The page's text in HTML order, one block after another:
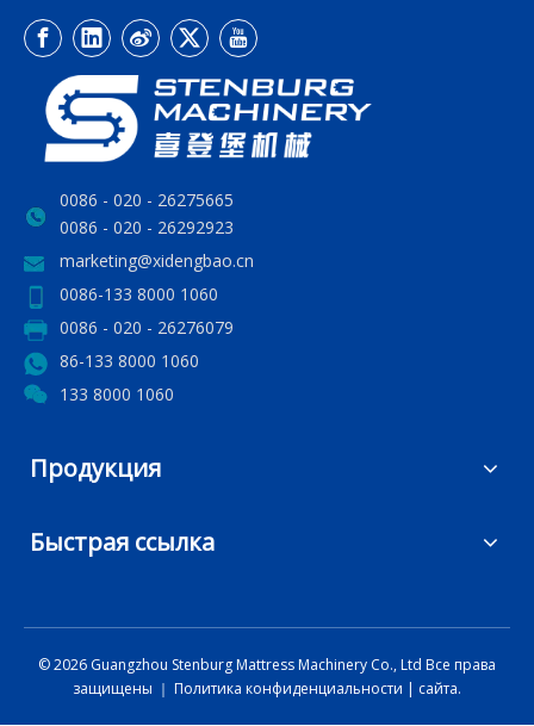
0086 - 020 - 26275665
0086 - 020 - 26292923
marketing@xidengbao.cn
0086-133 8000 1060
0086 - 020 - 26276079
86-133 8000 1060
133 8000 1060
Продукция
Быстрая ссылка
©2026 Guangzhou Stenburg Mattress Machinery Co., Ltd Все права
защищены ｜ Политика конфиденциальности | сайта.